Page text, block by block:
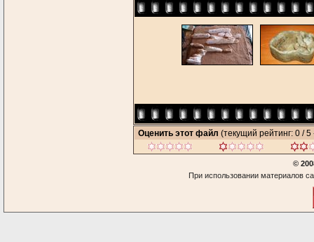
Оценить этот файл (текущий рейтинг: 0 / 5
©
При использовании материалов